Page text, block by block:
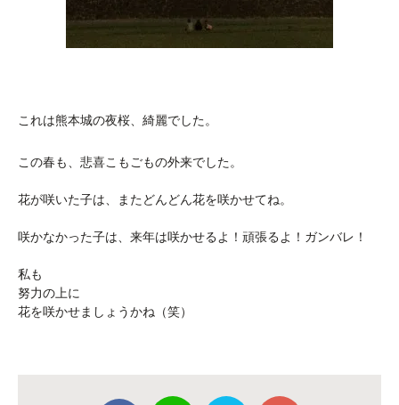
これは熊本城の夜桜、綺麗でした。
この春も、悲喜こもごもの外来でした。
花が咲いた子は、またどんどん花を咲かせてね。
咲かなかった子は、来年は咲かせるよ！頑張るよ！ガンバレ！
私も
努力の上に
花を咲かせましょうかね（笑）